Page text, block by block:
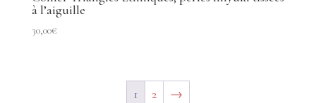
à l’aiguille
30,00€
1 2 →